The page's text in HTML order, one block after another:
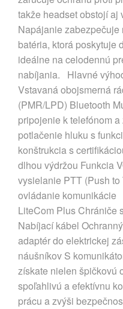
takže headset obstojí aj
Napájanie
batéria, ktorá poskytuje
ideálne na celodennú
nabíjania. Hlavné
Vstavaná obojsmerná
(PMR/LPD) Bluetooth
pripojenie k telefónom
potlačenie hluku s
konštrukcia s
dlhou výdržou Funkcia
vysielanie PTT (Push
ovládanie komunikácie
LiteCom Plus Chrániče
Nabíjací kábel
adaptér do elektrickej
náušníkov S
získate nielen špičkovú
spoľahlivú a efektívnu
prácu a zvýši